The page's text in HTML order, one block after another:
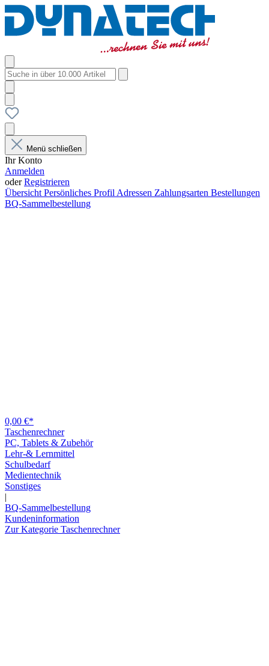
Menü schließen
Ihr Konto
Anmelden
oderRegistrieren
Übersicht Persönliches Profil Adressen Zahlungsarten Bestellungen
BQ-Sammelbestellung
0,00 €*
Taschenrechner
PC, Tablets & Zubehör
Lehr-& Lernmittel
Schulbedarf
Medientechnik
Sonstiges
|
BQ-Sammelbestellung
Kundeninformation
Zur Kategorie Taschenrechner